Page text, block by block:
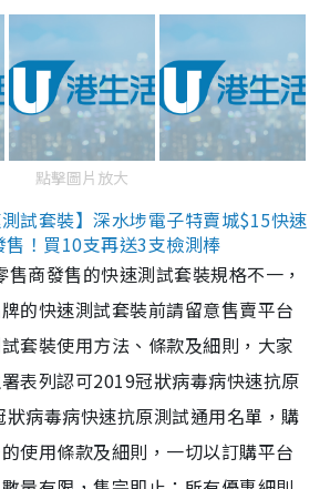
點擊圖片放大
試套裝】深水埗電子特賣城$15快速
！買10支再送3支檢測棒
商發售的快速測試套裝規格不一，
的快速測試套裝前請留意售賣平台
套裝使用方法、條款及細則，大家
表列認可2019冠狀病毒病快速抗原
病毒病快速抗原測試通用名單，購
使用條款及細則，一切以訂購平台